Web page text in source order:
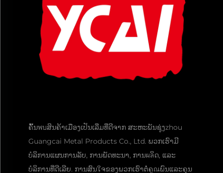
ຄົ້ນพบສິນຄ້າເມືອງເປັນເລີ່ມທີ່ດີຈາກ ສະຫະພັນຊຸ່ງzhou
Guangcai Metal Products Co., Ltd. ພວກເຮົາມີ
ບໍລິການແຜນການລັບ, ການພັດທະນາ, ການผลິດ, ແລະ
ບໍລິການທີ່ດີເລີຍ. ການສົນໃຈຂອງພວກເຮົາຕໍ່ຄູณພົນແລະຄຸນ